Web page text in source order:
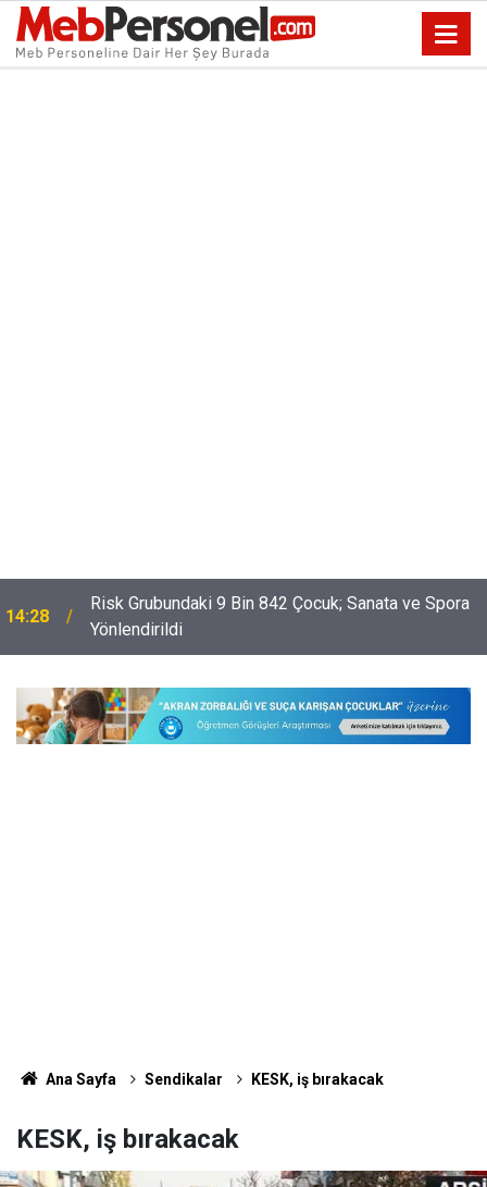
14:28
Risk Grubundaki 9 Bin 842 Çocuk; Sanata ve Spora
Yönlendirildi
Ana Sayfa Sendikalar KESK, iş bırakacak
KESK, iş bırakacak